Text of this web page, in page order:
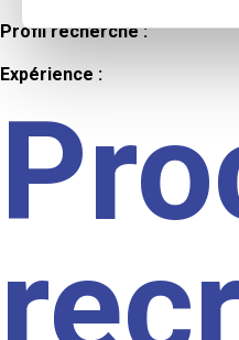
Profil recherché :
Expérience :